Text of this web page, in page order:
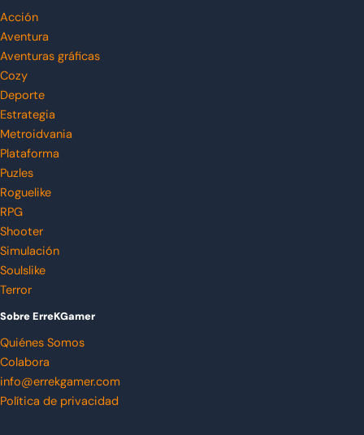
Acción
Aventura
Aventuras gráficas
Cozy
Deporte
Estrategia
Metroidvania
Plataforma
Puzles
Roguelike
RPG
Shooter
Simulación
Soulslike
Terror
Sobre ErreKGamer
Quiénes Somos
Colabora
info@errekgamer.com
Política de privacidad